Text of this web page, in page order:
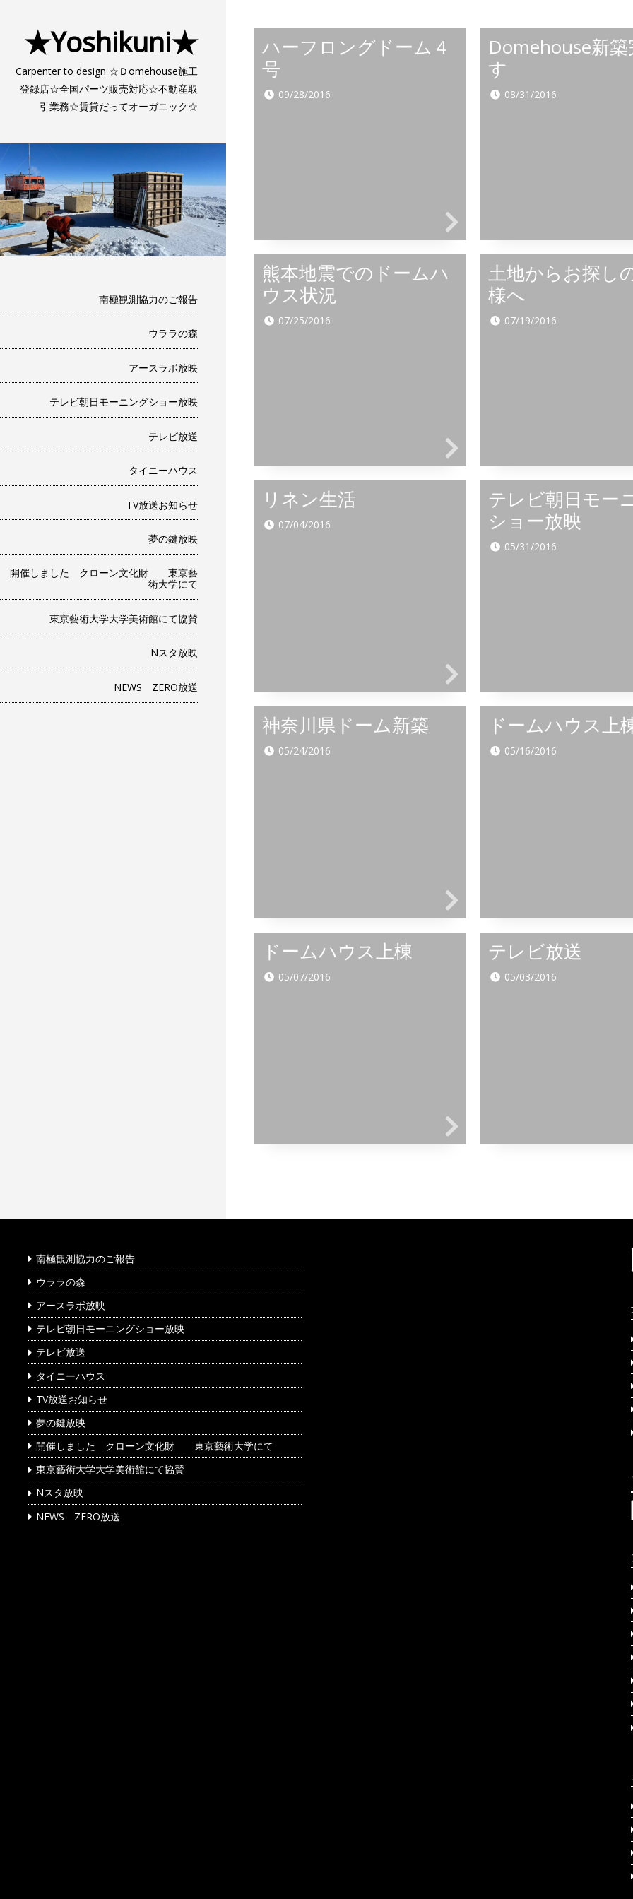
★Yoshikuni★
Carpenter to design ☆Ｄomehouse施工
登録店☆全国パーツ販売対応☆不動産取
引業務☆賃貸だってオーガニック☆
南極観測協力のご報告
ウララの森
アースラボ放映
テレビ朝日モーニングショー放映
テレビ放送
タイニーハウス
TV放送お知らせ
夢の鍵放映
開催しました クローン文化財 東京藝
術大学にて
東京藝術大学大学美術館にて協賛
Nスタ放映
NEWS ZERO放送
ハーフロングドーム４
号
09/28/2016
Domehouse新
す
08/31/2016
熊本地震でのドームハ
ウス状況
07/25/2016
土地からお探し
様へ
07/19/2016
リネン生活
07/04/2016
テレビ朝日モー
ショー放映
05/31/2016
神奈川県ドーム新築
05/24/2016
ドームハウス上
05/16/2016
ドームハウス上棟
05/07/2016
テレビ放送
05/03/2016
稿
ビ
ゲ
ー
シ
南極観測協力のご報告
ウララの森
アースラボ放映
テレビ朝日モーニングショー放映
テレビ放送
タイニーハウス
TV放送お知らせ
夢の鍵放映
開催しました クローン文化財 東京藝術大学にて
東京藝術大学大学美術館にて協賛
Nスタ放映
NEWS ZERO放送